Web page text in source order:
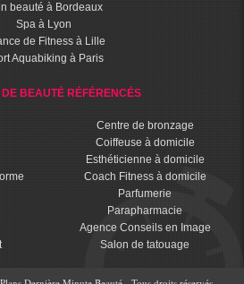
beauté à Bordeaux
Spa à Lyon
de Fitness à Lille
Aquabiking à Paris
BEAUTÉ RÉFÉRENCÉS
Centre de bronzage
Coiffeuse à domicile
Esthéticienne à domicile
Coach Fitness à domicile
Parfumerie
Parapharmacie
Agence Conseils en Image
Salon de tatouage